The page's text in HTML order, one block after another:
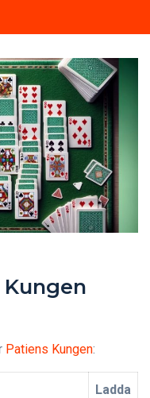
Kungen
Patiens Kungen:
Ladda